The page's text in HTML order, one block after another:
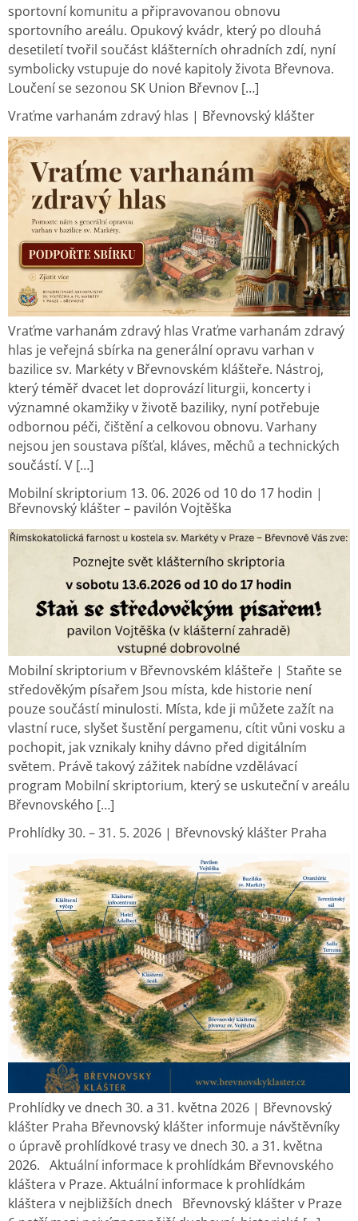
sportovní komunitu a připravovanou obnovu
sportovního areálu. Opukový kvádr, který po dlouhá
desetiletí tvořil součást klášterních ohradních zdí, nyní
symbolicky vstupuje do nové kapitoly života Břevnova.
Loučení se sezonou SK Union Břevnov […]
Vraťme varhanám zdravý hlas | Břevnovský klášter
Vraťme varhanám zdravý hlas Vraťme varhanám zdravý
hlas je veřejná sbírka na generální opravu varhan v
bazilice sv. Markéty v Břevnovském klášteře. Nástroj,
který téměř dvacet let doprovází liturgii, koncerty i
významné okamžiky v životě baziliky, nyní potřebuje
odbornou péči, čištění a celkovou obnovu. Varhany
nejsou jen soustava píšťal, kláves, měchů a technických
součástí. V […]
Mobilní skriptorium 13. 06. 2026 od 10 do 17 hodin |
Břevnovský klášter – pavilón Vojtěška
Mobilní skriptorium v Břevnovském klášteře | Staňte se
středověkým písařem Jsou místa, kde historie není
pouze součástí minulosti. Místa, kde ji můžete zažít na
vlastní ruce, slyšet šustění pergamenu, cítit vůni vosku a
pochopit, jak vznikaly knihy dávno před digitálním
světem. Právě takový zážitek nabídne vzdělávací
program Mobilní skriptorium, který se uskuteční v areálu
Břevnovského […]
Prohlídky 30. – 31. 5. 2026 | Břevnovský klášter Praha
Prohlídky ve dnech 30. a 31. května 2026 | Břevnovský
klášter Praha Břevnovský klášter informuje návštěvníky
o úpravě prohlídkové trasy ve dnech 30. a 31. května
2026. Aktuální informace k prohlídkám Břevnovského
kláštera v Praze. Aktuální informace k prohlídkám
kláštera v nejbližších dnech Břevnovský klášter v Praze